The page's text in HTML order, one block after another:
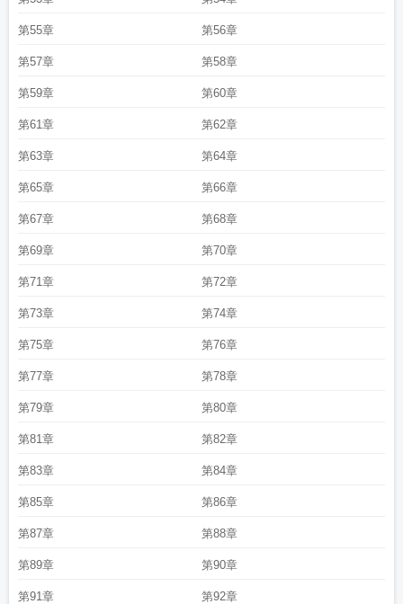
第55章 第56章
第57章 第58章
第59章 第60章
第61章 第62章
第63章 第64章
第65章 第66章
第67章 第68章
第69章 第70章
第71章 第72章
第73章 第74章
第75章 第76章
第77章 第78章
第79章 第80章
第81章 第82章
第83章 第84章
第85章 第86章
第87章 第88章
第89章 第90章
第91章 第92章